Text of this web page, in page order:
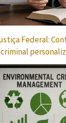
Federal: